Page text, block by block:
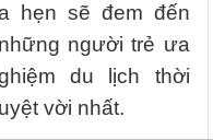
hẹn sẽ đem đến
người trẻ ưa
du lịch thời
vời nhất.